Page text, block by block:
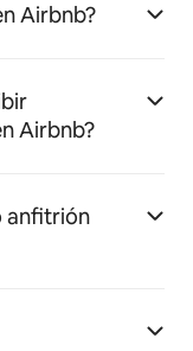
Airbnb?
Airbnb?
anfitrión